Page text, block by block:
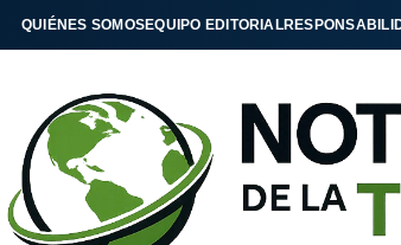
QUIÉNES SOMOSEQUIPO EDITORIAL